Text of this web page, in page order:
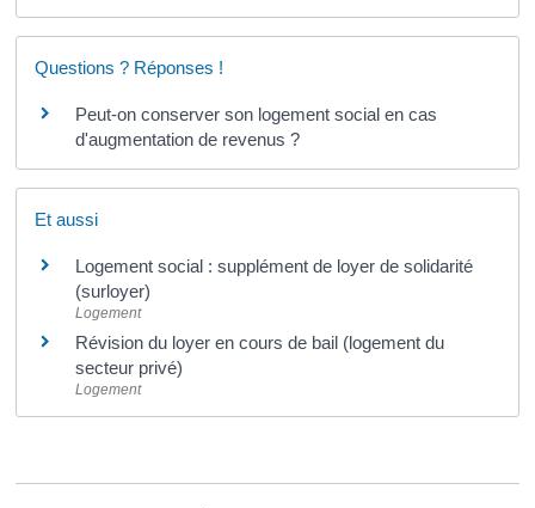
Questions ? Réponses !
Peut-on conserver son logement social en cas
d'augmentation de revenus ?
Et aussi
Logement social : supplément de loyer de solidarité
(surloyer)
Logement
Révision du loyer en cours de bail (logement du
secteur privé)
Logement